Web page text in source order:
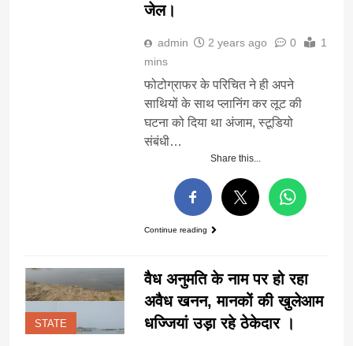
जेल।
admin 2 years ago 0
1
mins
फोटोग्राफर के परिचित ने ही अपने
साथियों के साथ प्लानिंग कर लूट की
घटना को दिया था अंजाम, स्टूडियो
संबंधी…
Share this...
Continue reading
STATE
वैध अनुमति के नाम पर हो रहा
अवैध खनन, मानकों की खुलेआम
धज्जियां उड़ा रहे ठेकेदार ।